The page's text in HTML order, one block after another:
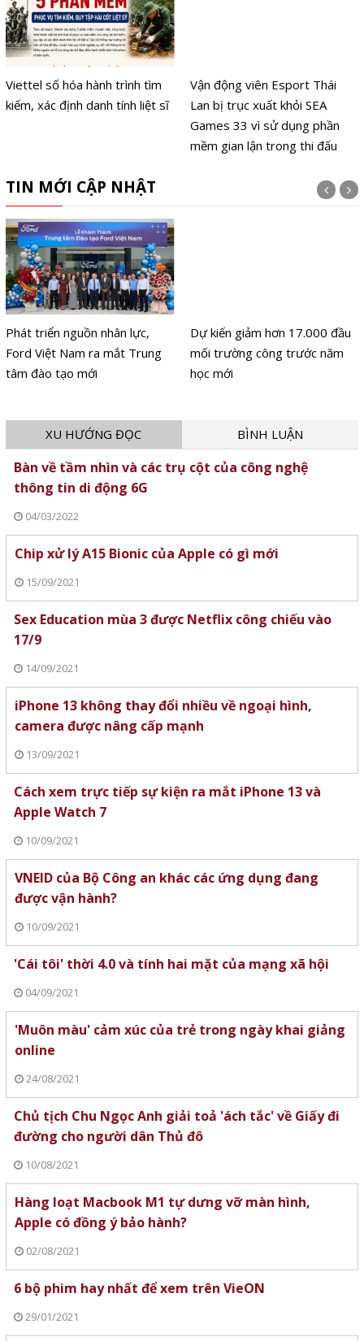
Viettel số hóa hành trình tìm
kiếm, xác định danh tính liệt sĩ
Vận động viên Esport Thái
Lan bị trục xuất khỏi SEA
Games 33 vì sử dụng phần
mềm gian lận trong thi đấu
TIN MỚI CẬP NHẬT
Phát triển nguồn nhân lực,
Ford Việt Nam ra mắt Trung
tâm đào tạo mới
Dự kiến giảm hơn 17.000 đầu
mối trường công trước năm
học mới
XU HƯỚNG ĐỌC BÌNH LUẬN
Bàn về tầm nhìn và các trụ cột của công nghệ
thông tin di động 6G
04/03/2022
Chip xử lý A15 Bionic của Apple có gì mới
15/09/2021
Sex Education mùa 3 được Netflix công chiếu vào
17/9
14/09/2021
iPhone 13 không thay đổi nhiều về ngoại hình,
camera được nâng cấp mạnh
13/09/2021
Cách xem trực tiếp sự kiện ra mắt iPhone 13 và
Apple Watch 7
10/09/2021
VNEID của Bộ Công an khác các ứng dụng đang
được vận hành?
10/09/2021
'Cái tôi' thời 4.0 và tính hai mặt của mạng xã hội
04/09/2021
'Muôn màu' cảm xúc của trẻ trong ngày khai giảng
online
24/08/2021
Chủ tịch Chu Ngọc Anh giải toả 'ách tắc' về Giấy đi
đường cho người dân Thủ đô
10/08/2021
Hàng loạt Macbook M1 tự dưng vỡ màn hình,
Apple có đồng ý bảo hành?
02/08/2021
6 bộ phim hay nhất để xem trên VieON
29/01/2021